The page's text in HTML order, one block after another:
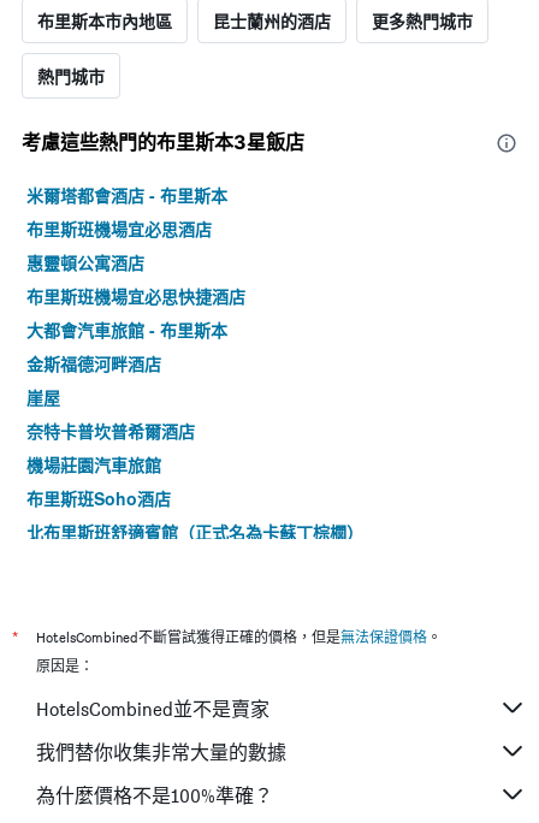
布里斯本市內地區 昆士蘭州的酒店 更多熱門城市
熱門城市
考慮這些熱門的布里斯本3星​飯店
米爾塔都會酒店 - 布里斯本
布里斯班機場宜必思酒店
惠靈頓公寓酒店
布里斯班機場宜必思快捷酒店
大都會汽車旅館 - 布里斯本
金斯福德河畔酒店
崖屋
奈特卡普坎普希爾酒店
機場莊園汽車旅館
布里斯班Soho酒店
北布里斯班舒適賓館（正式名為卡蘇丁棕櫚）
摩柔卡汽車旅館 - 木蘆卡
相思嶺飯店汽車旅館
克萊菲爾德機場汽車旅館
阿斯普雷卡爾瑟爾汽車旅館
庫珀殖民式汽車旅館
* HotelsCombined不斷嘗試獲得正確的價格，但是無法保證價格 。
原因是：
HotelsCombined並不是賣家
我們替你收集非常大量的數據
為什麼價格不是100%準確？